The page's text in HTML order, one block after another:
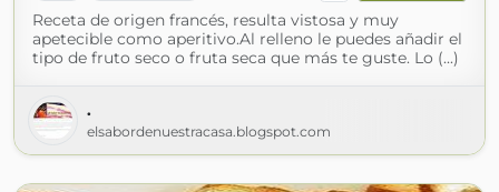
Receta de origen francés, resulta vistosa y muy
apetecible como aperitivo.Al relleno le puedes añadir el
tipo de fruto seco o fruta seca que más te guste. Lo (...)
.
elsabordenuestracasa.blogspot.com